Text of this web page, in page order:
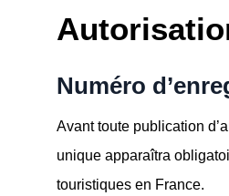
Numéro
Avant toute publication
unique apparaîtra
touristiques en France.